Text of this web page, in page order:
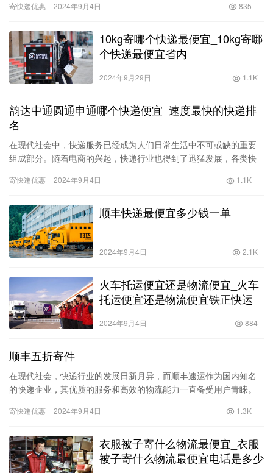
越来越…
寄快递优惠 2024年9月4日 835
10kg寄哪个快递最便宜_10kg寄哪
个快递最便宜省内
2024年9月29日 1.1K
韵达中通圆通申通哪个快递便宜_速度最快的快递排
名
在现代社会中，快递服务已经成为人们日常生活中不可或缺的重要
组成部分。随着电商的兴起，快递行业也得到了迅猛发展，各类快
通和申…
寄快递优惠 2024年9月4日 1.1K
顺丰快递最便宜多少钱一单
2024年9月4日 2.1K
火车托运便宜还是物流便宜_火车
托运便宜还是物流便宜铁正快运
2024年9月4日 884
顺丰五折寄件
在现代社会，快递行业的发展日新月异，而顺丰速运作为国内知名
的快递企业，其优质的服务和高效的物流能力一直备受用户青睐。
择…
寄快递优惠 2024年9月4日 1.3K
衣服被子寄什么物流最便宜_衣服
被子寄什么物流最便宜电话是多少